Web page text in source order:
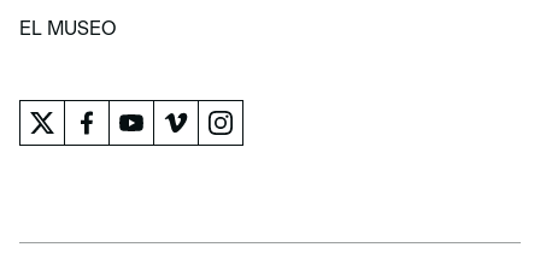
APRENDER
EL MUSEO